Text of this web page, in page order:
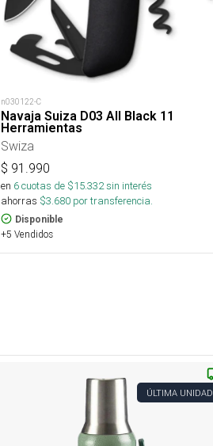
n030122-C
Navaja Suiza D03 All Black 11
Herramientas
Swiza
$ 91.990
en 6cuotas de $15.332sin interés
ahorras $3.680 por transferencia.
Disponible
+5 Vendidos
ÚLTIMA UNIDAD